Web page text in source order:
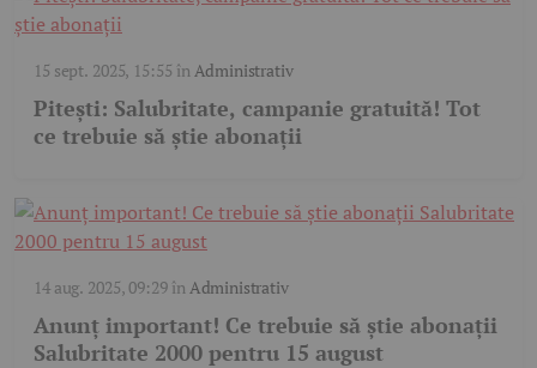
15 sept. 2025, 15:55 în Administrativ
Pitești: Salubritate, campanie gratuită! Tot
ce trebuie să știe abonații
14 aug. 2025, 09:29în Administrativ
Anunț important! Ce trebuie să știe abonații
Salubritate 2000 pentru 15 august